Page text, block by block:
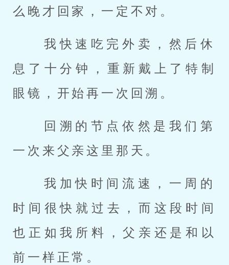
么晚才回家，一定不对。
息了十分钟，重新戴上了特制
眼镜，开始再一次回溯。
一次来父亲这里那天。
时间很快就过去，而这段时间
也正如我所料，父亲还是和以
前一样正常。